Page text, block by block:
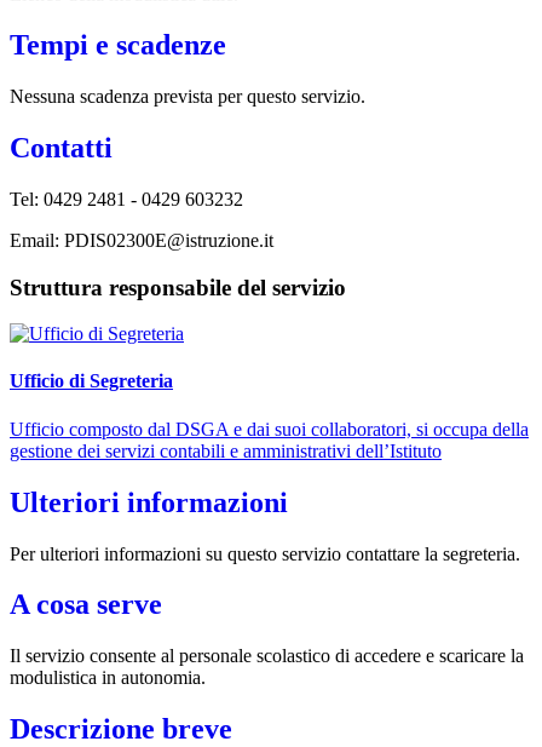
Tempi e scadenze
Nessuna scadenza prevista per questo servizio.
Contatti
Tel: 0429 2481 - 0429 603232
Email: PDIS02300E@istruzione.it
Struttura responsabile del servizio
Ufficio di Segreteria
Ufficio composto dal DSGA e dai suoi collaboratori, si occupa della
gestione dei servizi contabili e amministrativi dell’Istituto
Ulteriori informazioni
Per ulteriori informazioni su questo servizio contattare la segreteria.
A cosa serve
Il servizio consente al personale scolastico di accedere e scaricare la
modulistica in autonomia.
Descrizione breve